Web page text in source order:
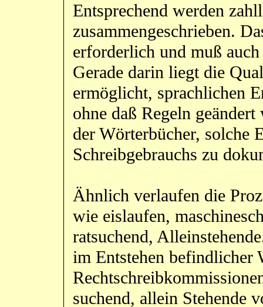
Entsprechend werden
zusammengeschrieben.
erforderlich und muß
Gerade darin liegt die
ermöglicht, sprachlichen
ohne daß Regeln
der Wörterbücher, solche
Schreibgebrauchs zu
Ähnlich verlaufen die
wie eislaufen,
ratsuchend,
im Entstehen befindlicher
suchend, allein Stehende